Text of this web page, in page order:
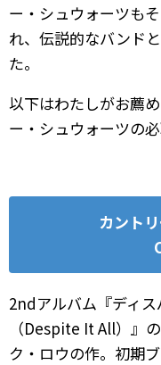
ー・シュウォーツも
れ、伝説的なバンド
た。
以下はわたしがお薦
ー・シュウォーツの必
カント
2ndアルバム『ディ
（Despite It All）』
ク・ロウの作。初期